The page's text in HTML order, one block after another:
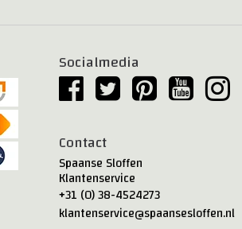
Socialmedia
Contact
Spaanse Sloffen
Klantenservice
+31 (0) 38-4524273
klantenservice@spaansesloffen.nl